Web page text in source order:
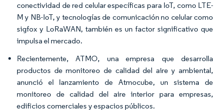
conectividad de red celular específicas para IoT, como LTE-
M y NB-IoT, y tecnologías de comunicación no celular como
sigfox y LoRaWAN, también es un factor significativo que
impulsa el mercado.
Recientemente, ATMO, una empresa que desarrolla
productos de monitoreo de calidad del aire y ambiental,
anunció el lanzamiento de Atmocube, un sistema de
monitoreo de calidad del aire interior para empresas,
edificios comerciales y espacios públicos.